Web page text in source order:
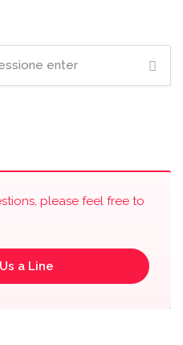
please feel free to
a Line